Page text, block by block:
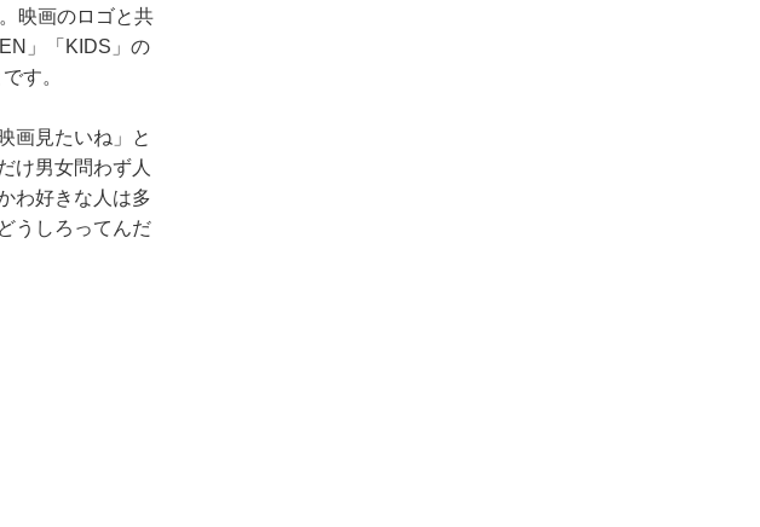
映画のロゴと共
」「KIDS」の
す。
画見たいね」と
け男女問わず人
わ好きな人は多
うしろってんだ